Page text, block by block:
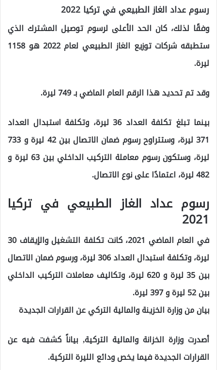
رسوم عداد الغاز الطبيعي في تركيا 2022
وفقًا لذلك، كان الحد الأعلى لرسوم توصيل المشترك الذي
ستطبقه شركات توزيع الغاز الطبيعي لعام 2022 هو 1158
ليرة.
وقد تم تحديد هذا الرقم العام الماضي بـ 749 ليرة.
بينما تبلغ تكلفة العداد 36 ليرة، وتكلفة استبدال العداد
371 ليرة، وستتراوح رسوم ضمان الاتصال بين 42 ليرة و 733
ليرة، وستكون رسوم معاملة التركيب الداخلي بين 63 ليرة و
482 ليرة، اعتمادًا على نوع الاتصال.
رسوم عداد الغاز الطبيعي في تركيا
2021
في العام الماضي 2021، كانت تكلفة التشغيل والإيقاف 30
ليرة، وتكلفة استبدال العداد 306 ليرة، ورسوم ضمان الاتصال
بين 35 ليرة و 620 ليرة، وتكاليف معاملات التركيب الداخلي
بين 52 ليرة و 397 ليرة.
بيان من وزارة الخزينة والمالية التركي عن القرارات الجديدة
أصدرت وزارة الخزانة والمالية التركية, بياناً كشفت فيه عن
القرارات الجديدة فيما يخص ودائع الليرة التركية.